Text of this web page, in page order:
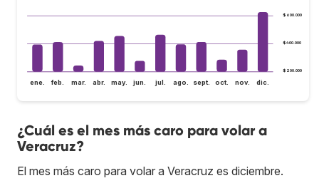
$200.000
$400.000
$600.000
ene. feb. mar. abr. may. jun. jul. ago. sept. oct. nov. dic.
¿Cuál es el mes más caro para volar a
Veracruz?
El mes más caro para volar a Veracruz es diciembre.